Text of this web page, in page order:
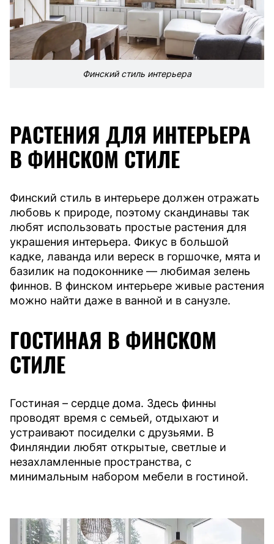
Финский стиль интерьера
РАСТЕНИЯ ДЛЯ ИНТЕРЬЕРА
В ФИНСКОМ СТИЛЕ
Финский стиль в интерьере должен отражать
любовь к природе, поэтому скандинавы так
любят использовать простые растения для
украшения интерьера. Фикус в большой
кадке, лаванда или вереск в горшочке, мята и
базилик на подоконнике — любимая зелень
финнов. В финском интерьере живые растения
можно найти даже в ванной и в санузле.
ГОСТИНАЯ В ФИНСКОМ
СТИЛЕ
Гостиная – сердце дома. Здесь финны
проводят время с семьей, отдыхают и
устраивают посиделки с друзьями. В
Финляндии любят открытые, светлые и
незахламленные пространства, с
минимальным набором мебели в гостиной.